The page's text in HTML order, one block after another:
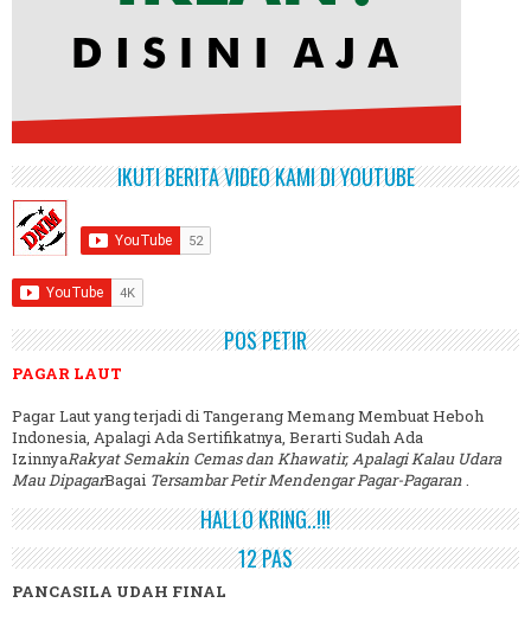
IKUTI BERITA VIDEO KAMI DI YOUTUBE
POS PETIR
PAGAR LAUT
Pagar Laut yang terjadi di Tangerang Memang Membuat Heboh
Indonesia, Apalagi Ada Sertifikatnya, Berarti Sudah Ada
IzinnyaRakyat Semakin Cemas dan Khawatir, Apalagi Kalau Udara
Mau DipagarBagai Tersambar Petir Mendengar Pagar-Pagaran.
HALLO KRING..!!!
12 PAS
PANCASILA UDAH FINAL